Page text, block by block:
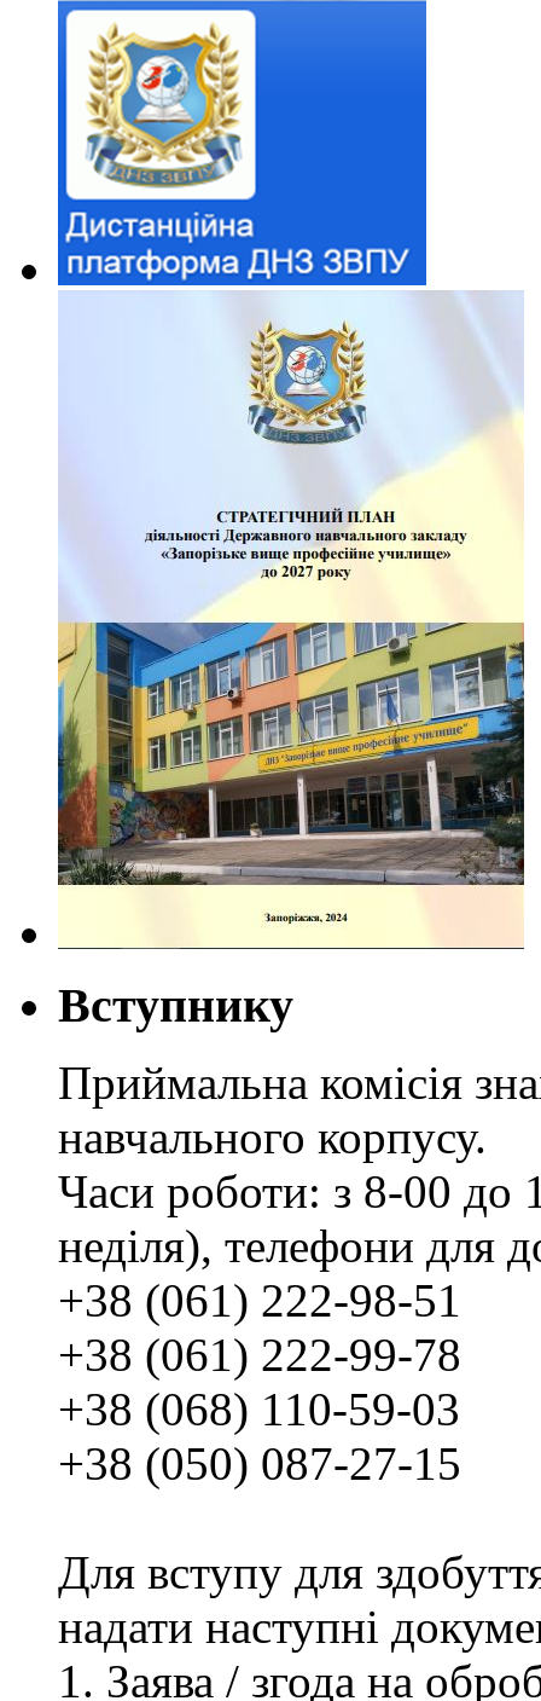
Вступнику
Приймальна комісія
навчального корпусу.
Часи роботи: з 8-00 до
неділя), телефони для
+38 (061) 222-98-51
+38 (061) 222-99-78
+38 (068) 110-59-03
+38 (050) 087-27-15
Для вступу для
надати наступні
Заява / згода на